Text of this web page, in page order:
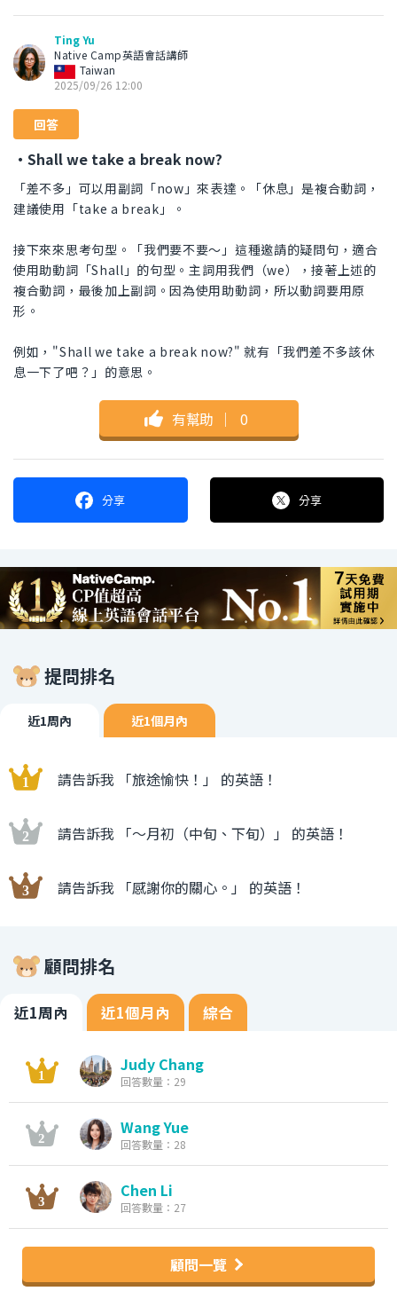
Ting Yu
Native Camp英語會話講師
Taiwan
2025/09/26 12:00
回答
・Shall we take a break now?
「差不多」可以用副詞「now」來表達。「休息」是複合動詞，
建議使用「take a break」。
接下來來思考句型。「我們要不要～」這種邀請的疑問句，適合
使用助動詞「Shall」的句型。主詞用我們（we），接著上述的
複合動詞，最後加上副詞。因為使用助動詞，所以動詞要用原
形。
例如，"Shall we take a break now?" 就有「我們差不多該休
息一下了吧？」的意思。
有幫助 ｜ 0
分享 分享
提問排名
近1周內 近1個月內
請告訴我 「旅途愉快！」 的英語！
請告訴我 「〜月初（中旬、下旬）」 的英語！
請告訴我 「感謝你的關心。」 的英語！
顧問排名
近1周內 近1個月內 綜合
Judy Chang
回答數量：29
Wang Yue
回答數量：28
Chen Li
回答數量：27
顧問一覽